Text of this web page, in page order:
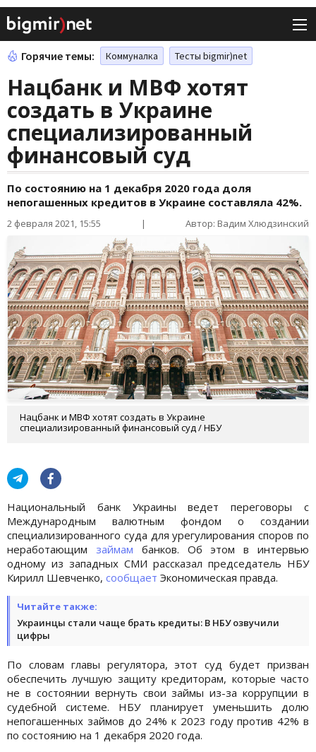
Горячие темы: Коммуналка Тесты bigmir)net
Нацбанк и МВФ хотят
создать в Украине
специализированный
финансовый суд
По состоянию на 1 декабря 2020 года доля
непогашенных кредитов в Украине составляла 42%.
2 февраля 2021, 15:55 | Автор: Вадим Хлюдзинский
Нацбанк и МВФ хотят создать в Украине
специализированный финансовый суд / НБУ
Национальный банк Украины ведет переговоры с
Международным валютным фондом о создании
специализированного суда для урегулирования споров по
неработающим займам банков. Об этом в интервью
одному из западных СМИ рассказал председатель НБУ
Кирилл Шевченко, сообщает Экономическая правда.
Читайте также:
Украинцы стали чаще брать кредиты: В НБУ озвучили
цифры
По словам главы регулятора, этот суд будет призван
обеспечить лучшую защиту кредиторам, которые часто
не в состоянии вернуть свои займы из-за коррупции в
судебной системе. НБУ планирует уменьшить долю
непогашенных займов до 24% к 2023 году против 42% в
по состоянию на 1 декабря 2020 года.